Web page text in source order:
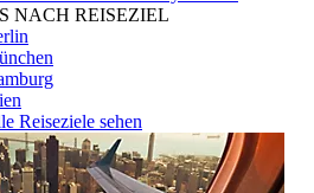
NACH REISEZIEL
Reiseziele sehen